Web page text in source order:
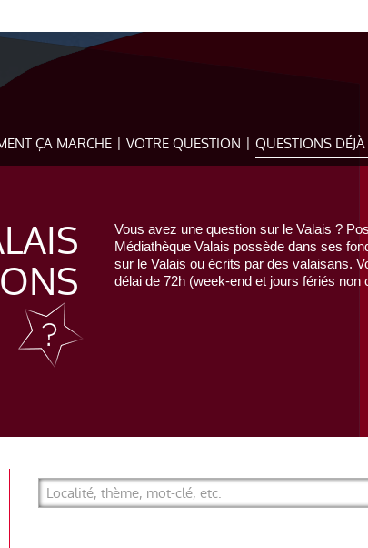
ÇA MARCHE VOTRE QUESTION QUESTIONS DÉJÀ
Vous avez une question sur le Valais ?
Médiathèque Valais possède dans ses
sur le Valais ou écrits par des valaisans.
délai de 72h (week-end et jours fériés non